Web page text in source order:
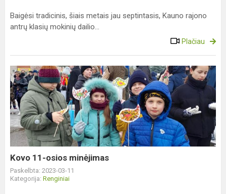
Baigėsi tradicinis, šiais metais jau septintasis, Kauno rajono
antrų klasių mokinių dailio...
Plačiau
Kovo
11-
osios
minėjimas
Kovo 11-osios minėjimas
Paskelbta: 2023-03-11
Kategorija: Renginiai